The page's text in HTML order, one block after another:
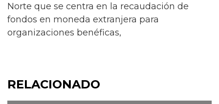
Norte que se centra en la recaudación de
fondos en moneda extranjera para
organizaciones benéficas,
RELACIONADO